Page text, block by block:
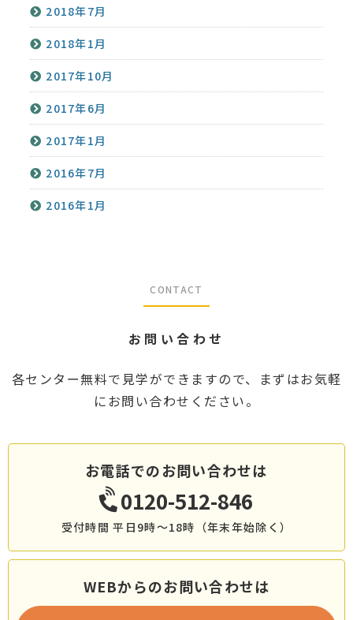
2018年7月
2018年1月
2017年10月
2017年6月
2017年1月
2016年7月
2016年1月
CONTACT
お問い合わせ
各センター無料で見学ができますので、まずはお気軽
にお問い合わせください。
お電話でのお問い合わせは
0120-512-846
受付時間 平日9時～18時（年末年始除く）
WEBからのお問い合わせは